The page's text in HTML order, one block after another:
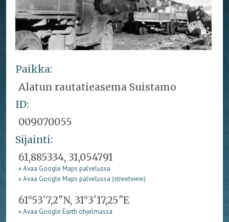
Paikka:
Alatun rautatieasema Suistamo
ID:
009070055
Sijainti:
61,885334, 31,054791
» Avaa Google Maps palvelussa
» Avaa Google Maps palvelussa (streetview)
61°53'7,2"N, 31°3'17,25"E
» Avaa Google Earth ohjelmassa